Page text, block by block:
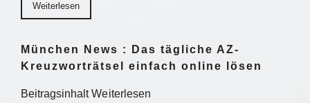
Weiterlesen
München News : Das tägliche AZ-
Kreuzworträtsel einfach online lösen
Beitragsinhalt Weiterlesen